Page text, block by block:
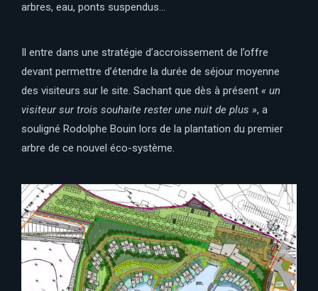
arbres, eau, ponts suspendus…
Il entre dans une stratégie d’accroissement de l’offre
devant permettre d’étendre la durée de séjour moyenne
des visiteurs sur le site. Sachant que dès à présent « un
visiteur sur trois souhaite rester une nuit de plus », a
souligné Rodolphe Bouin lors de la plantation du premier
arbre de ce nouvel éco-système.